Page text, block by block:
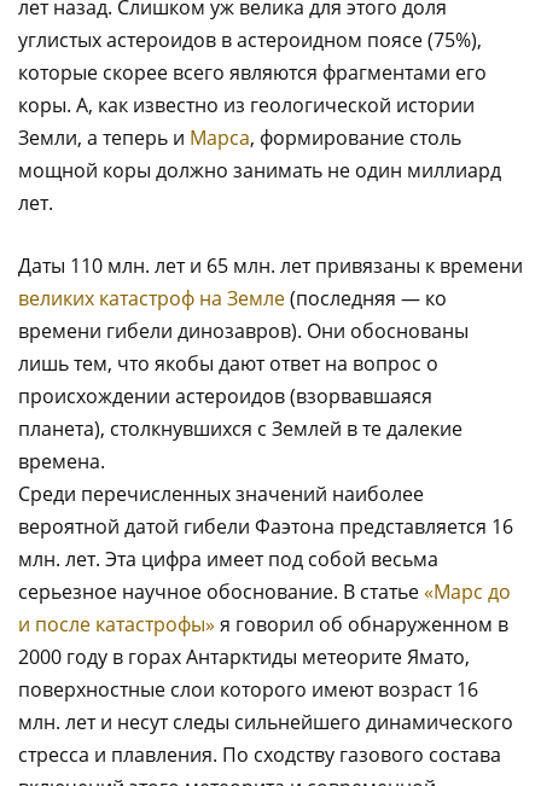
лет назад. Слишком уж велика для этого доля
углистых астероидов в астероидном поясе (75%),
которые скорее всего являются фрагментами его
коры. А, как известно из геологической истории
Земли, а теперь и Марса, формирование столь
мощной коры должно занимать не один миллиард
лет.
Даты 110 млн. лет и 65 млн. лет привязаны к времени
великих катастроф на Земле(последняя — ко
времени гибели динозавров). Они обоснованы
лишь тем, что якобы дают ответ на вопрос о
происхождении астероидов (взорвавшаяся
планета), столкнувшихся с Землей в те далекие
времена.
Среди перечисленных значений наиболее
вероятной датой гибели Фаэтона представляется 16
млн. лет. Эта цифра имеет под собой весьма
серьезное научное обоснование. В статье«Марс до
и после катастрофы» я говорил об обнаруженном в
2000 году в горах Антарктиды метеорите Ямато,
поверхностные слои которого имеют возраст 16
млн. лет и несут следы сильнейшего динамического
стресса и плавления. По сходству газового состава